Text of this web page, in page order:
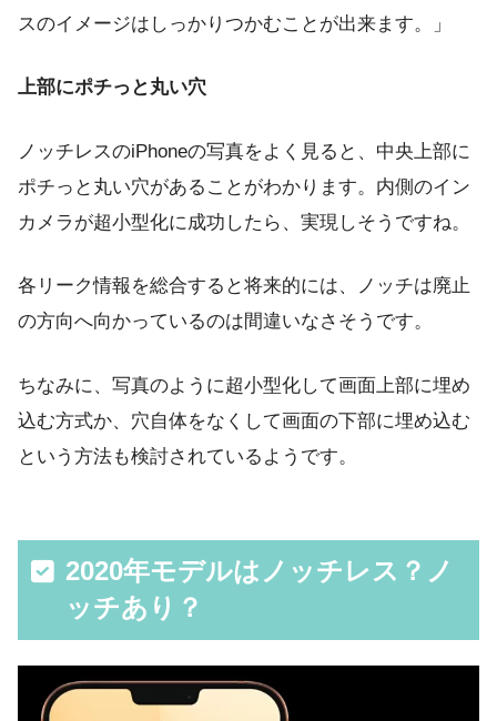
スのイメージはしっかりつかむことが出来ます。」
上部にポチっと丸い穴
ノッチレスのiPhoneの写真をよく見ると、中央上部に
ポチっと丸い穴があることがわかります。内側のイン
カメラが超小型化に成功したら、実現しそうですね。
各リーク情報を総合すると将来的には、ノッチは廃止
の方向へ向かっているのは間違いなさそうです。
ちなみに、写真のように超小型化して画面上部に埋め
込む方式か、穴自体をなくして画面の下部に埋め込む
という方法も検討されているようです。
2020年モデルはノッチレス？ノ
ッチあり？